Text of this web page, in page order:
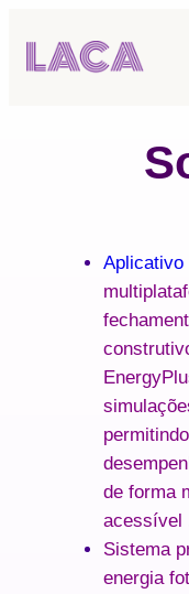
Aplicativo
de forma
acessível
Sistema
energia